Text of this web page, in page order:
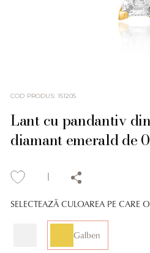
COD PRODUS: 151205
Lant cu pandantiv
diamant emerald de
SELECTEAZĂ CULOAREA PE CARE
Galben